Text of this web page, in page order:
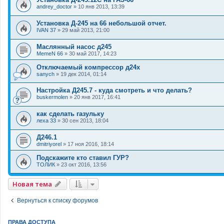
andrey_doctor » 10 янв 2013, 13:39
Установка Д-245 на 66 небольшой отчет.
IVAN 37 » 29 май 2013, 21:00
Маслянный насос д245
MemeN 66 » 30 май 2017, 14:23
Отключаемый компрессор д24х
sanych » 19 дек 2014, 01:14
Настройка Д245.7 - куда смотреть и что делать?
buskermolen » 20 янв 2017, 16:41
как сделать газульку
леха 33 » 30 сен 2013, 18:04
Д246.1
dmitriyorel » 17 ноя 2016, 18:14
Подскажите кто ставил ГУР?
ТОЛИК » 23 окт 2016, 13:56
Новая тема
Вернуться к списку форумов
ПРАВА ДОСТУПА